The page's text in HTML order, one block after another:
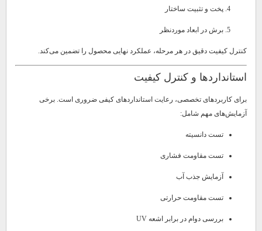
پخت و تثبیت ساختار
برش در ابعاد موردنظر
کنترل کیفیت دقیق در هر مرحله، عملکرد نهایی محصول را تضمین می‌کند.
استانداردها و کنترل کیفیت
برای کاربردهای تخصصی، رعایت استانداردهای کیفی ضروری است. برخی
آزمایش‌های مهم شامل:
تست دانسیته
تست مقاومت فشاری
آزمایش جذب آب
تست مقاومت حرارتی
بررسی دوام در برابر اشعه UV